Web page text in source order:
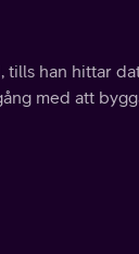
han hittar
med att